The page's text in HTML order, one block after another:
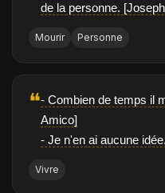
de la personne.
Mourir Personne
❝- Combien de temps il
Amico]
- Je n'en ai aucune
Vivre